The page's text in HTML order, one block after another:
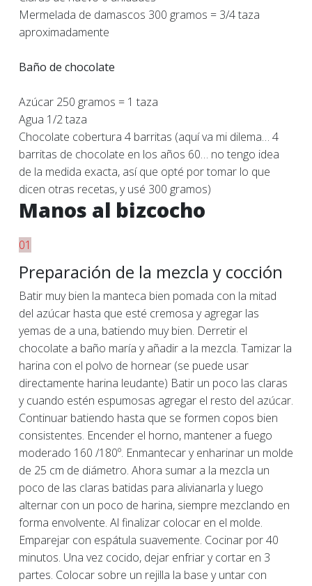
Mermelada de damascos 300 gramos = 3/4 taza
aproximadamente
Baño de chocolate
Azúcar 250 gramos = 1 taza
Agua 1/2 taza
Chocolate cobertura 4 barritas (aquí va mi dilema… 4
barritas de chocolate en los años 60… no tengo idea
de la medida exacta, así que opté por tomar lo que
dicen otras recetas, y usé 300 gramos)
Manos al bizcocho
01
Preparación de la mezcla y cocción
Batir muy bien la manteca bien pomada con la mitad
del azúcar hasta que esté cremosa y agregar las
yemas de a una, batiendo muy bien. Derretir el
chocolate a baño maría y añadir a la mezcla. Tamizar la
harina con el polvo de hornear (se puede usar
directamente harina leudante) Batir un poco las claras
y cuando estén espumosas agregar el resto del azúcar.
Continuar batiendo hasta que se formen copos bien
consistentes. Encender el horno, mantener a fuego
moderado 160 /180º. Enmantecar y enharinar un molde
de 25 cm de diámetro. Ahora sumar a la mezcla un
poco de las claras batidas para alivianarla y luego
alternar con un poco de harina, siempre mezclando en
forma envolvente. Al finalizar colocar en el molde.
Emparejar con espátula suavemente. Cocinar por 40
minutos. Una vez cocido, dejar enfriar y cortar en 3
partes. Colocar sobre un rejilla la base y untar con